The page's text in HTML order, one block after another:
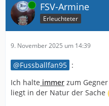
Online FSV-Armine
Erleuchteter
9. November 2025 um 14:39
Fussballfan95 :
Ich halte immer zum
liegt in der Natur der Sache